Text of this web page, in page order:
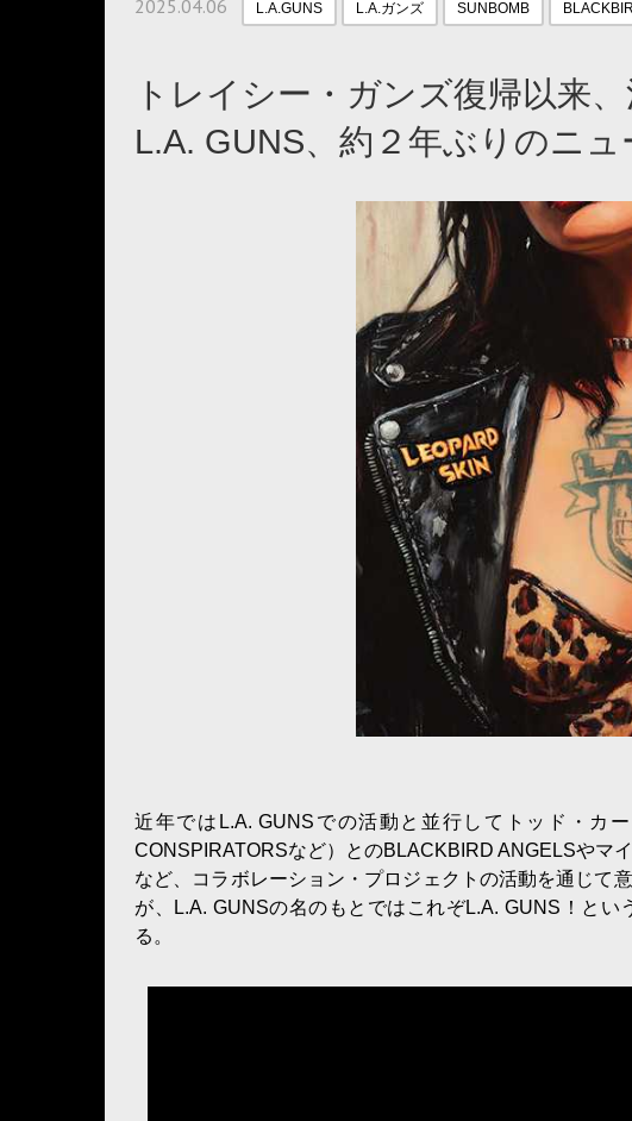
2025.04.06 L.A.GUNS L.A.ガンズ SUNBOMB
トレイシー・ガンズ復帰以来
L.A. GUNS、約２年ぶりのニ
近年ではL.A. GUNSでの活動と並行してトッド・カ
CONSPIRATORSなど）とのBLACKBIRD ANGELSやマ
など、コラボレーション・プロジェクトの活動を通じて
が、L.A. GUNSの名のもとではこれぞL.A. GUNS！と
る。